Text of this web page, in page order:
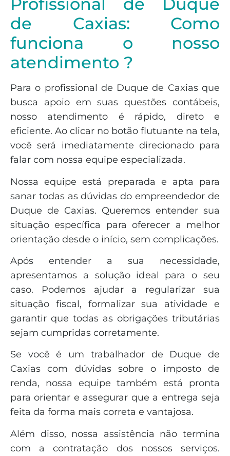
de Caxias: Como
funciona o nosso
atendimento ?
Para o profissional de Duque de Caxias que
busca apoio em suas questões contábeis,
nosso atendimento é rápido, direto e
eficiente. Ao clicar no botão flutuante na tela,
você será imediatamente direcionado para
falar com nossa equipe especializada.
Nossa equipe está preparada e apta para
sanar todas as dúvidas do empreendedor de
Duque de Caxias. Queremos entender sua
situação específica para oferecer a melhor
orientação desde o início, sem complicações.
Após entender a sua necessidade,
apresentamos a solução ideal para o seu
caso. Podemos ajudar a regularizar sua
situação fiscal, formalizar sua atividade e
garantir que todas as obrigações tributárias
sejam cumpridas corretamente.
Se você é um trabalhador de Duque de
Caxias com dúvidas sobre o imposto de
renda, nossa equipe também está pronta
para orientar e assegurar que a entrega seja
feita da forma mais correta e vantajosa.
Além disso, nossa assistência não termina
com a contratação dos nossos serviços.